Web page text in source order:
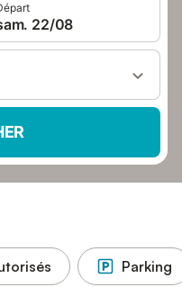
22/08
Parking